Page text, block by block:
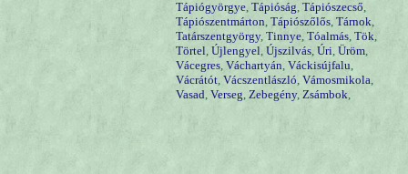
Tápiógyörgye, Tápióság, Tápiószecső,
Tápiószentmárton, Tápiószőlős, Tárnok,
Tatárszentgyörgy, Tinnye, Tóalmás, Tök,
Törtel, Újlengyel, Újszilvás, Úri, Üröm,
Vácegres, Váchartyán, Váckisújfalu,
Vácrátót, Vácszentlászló, Vámosmikola,
Vasad, Verseg, Zebegény, Zsámbok,